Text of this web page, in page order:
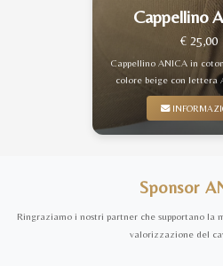
Cappellino
€ 25,00
Cappellino ANICA in
colore beige con lettera
Sponsor
Ringraziamo i nostri partner che supportano la
valorizzazione del